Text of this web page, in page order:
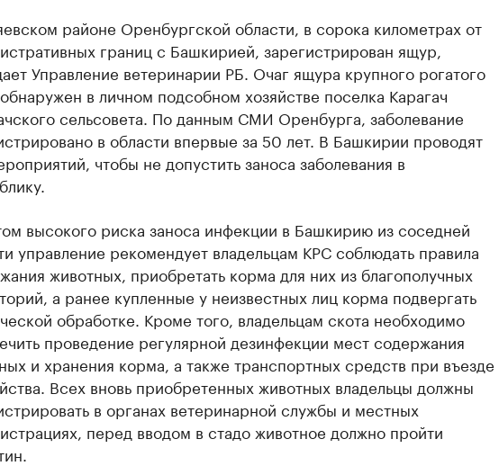
районе Оренбургской области, в сорока километрах от
границ с Башкирией, зарегистрирован ящур,
Управление ветеринарии РБ. Очаг ящура крупного рогатого
в личном подсобном хозяйстве поселка Карагач
сельсовета. По данным СМИ Оренбурга, заболевание
в области впервые за 50 лет. В Башкирии проводят
чтобы не допустить заноса заболевания в
высокого риска заноса инфекции в Башкирию из соседней
управление рекомендует владельцам КРС соблюдать правила
животных, приобретать корма для них из благополучных
а ранее купленные у неизвестных лиц корма подвергать
обработке. Кроме того, владельцам скота необходимо
проведение регулярной дезинфекции мест содержания
и хранения корма, а также транспортных средств при въезде
Всех вновь приобретенных животных владельцы должны
в органах ветеринарной службы и местных
перед вводом в стадо животное должно пройти